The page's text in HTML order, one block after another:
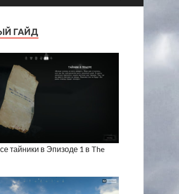
ГАЙД
тайники в Эпизоде 1 в The